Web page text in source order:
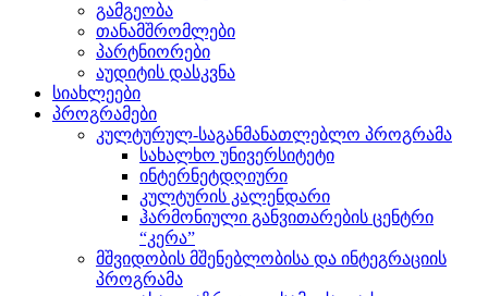
გამგეობა
თანამშრომლები
პარტნიორები
აუდიტის დასკვნა
სიახლეები
პროგრამები
კულტურულ-საგანმანათლებლო პროგრამა
სახალხო უნივერსიტეტი
ინტერნეტდღიური
კულტურის კალენდარი
ჰარმონიული განვითარების ცენტრი
“კერა”
მშვიდობის მშენებლობისა და ინტეგრაციის
პროგრამა